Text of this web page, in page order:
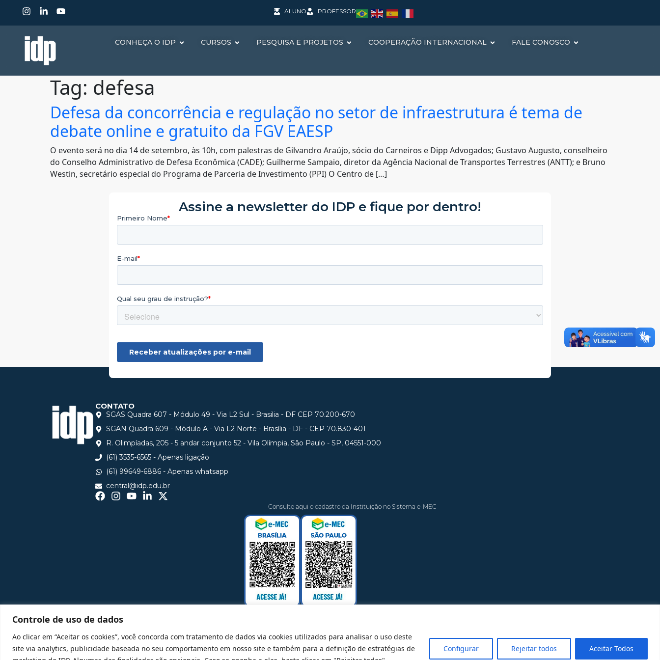
Controle de uso de dados
Ao clicar em “Aceitar os cookies”, você concorda com tratamento de dados via cookies utilizados para analisar o uso deste
site via analytics, publicidade baseada no seu comportamento em nosso site e também para a definição de estratégias de
Configurar Rejeitar todos Aceitar Todos
ALUNO PROFESSOR
CONHEÇA O IDP CURSOS PESQUISA E PROJETOS COOPERAÇÃO INTERNACIONAL FALE CONOSCO
Tag: defesa
Defesa da concorrência e regulação no setor de infraestrutura é tema de
debate online e gratuito da FGV EAESP
O evento será no dia 14 de setembro, às 10h, com palestras de Gilvandro Araújo, sócio do Carneiros e Dipp Advogados; Gustavo Augusto, conselheiro
do Conselho Administrativo de Defesa Econômica (CADE); Guilherme Sampaio, diretor da Agência Nacional de Transportes Terrestres (ANTT); e Bruno
Westin, secretário especial do Programa de Parceria de Investimento (PPI) O Centro de […]
Assine a newsletter do IDP e fique por dentro!
CONTATO
SGAS Quadra 607 - Módulo 49 - Via L2 Sul - Brasilia - DF CEP 70.200-670
SGAN Quadra 609 - Módulo A - Via L2 Norte - Brasília - DF - CEP 70.830-401
R. Olimpíadas, 205 - 5 andar conjunto 52 - Vila Olímpia, São Paulo - SP, 04551-000
(61) 3535-6565 - Apenas ligação
(61) 99649-6886 - Apenas whatsapp
central@idp.edu.br
Consulte aqui o cadastro da Instituição no Sistema e-MEC
@ 2025 Todos Direitos Reservados